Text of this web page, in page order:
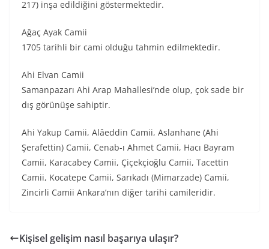
217) inşa edildiğini göstermektedir.
Ağaç Ayak Camii
1705 tarihli bir cami olduğu tahmin edilmektedir.
Ahi Elvan Camii
Samanpazarı Ahi Arap Mahallesi’nde olup, çok sade bir
dış görünüşe sahiptir.
Ahi Yakup Camii, Alâeddin Camii, Aslanhane (Ahi
Şerafettin) Camii, Cenab-ı Ahmet Camii, Hacı Bayram
Camii, Karacabey Camii, Çiçekçioğlu Camii, Tacettin
Camii, Kocatepe Camii, Sarıkadı (Mimarzade) Camii,
Zincirli Camii Ankara’nın diğer tarihi camileridir.
Kişisel gelişim nasıl başarıya ulaşır?